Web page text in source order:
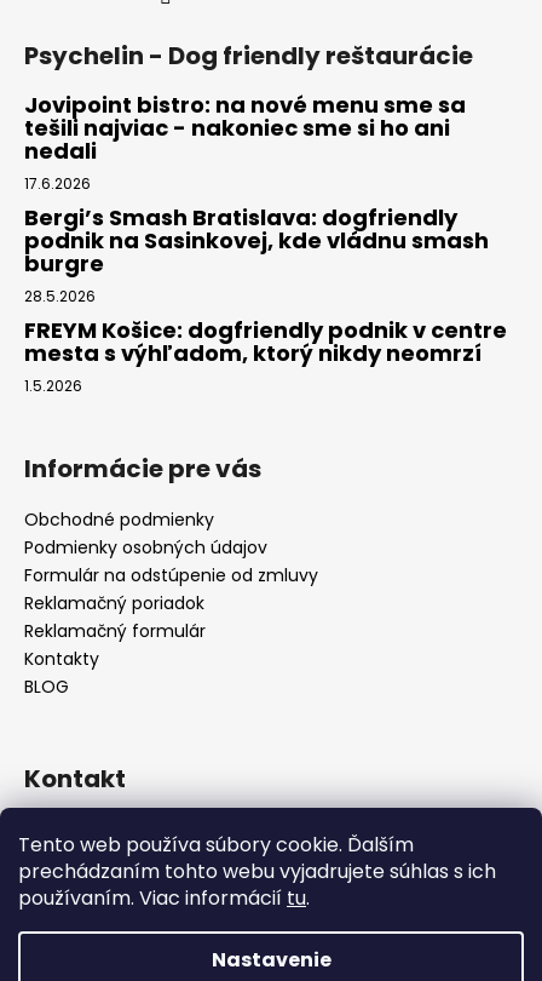
Tento web používa súbory cookie. Ďalším
prechádzaním tohto webu vyjadrujete súhlas s ich
používaním. Viac informácií tu.
Nastavenie
Psychelin - Dog friendly reštaurácie
Jovipoint bistro: na nové menu sme sa
tešili najviac - nakoniec sme si ho ani
nedali
17.6.2026
Bergi’s Smash Bratislava: dogfriendly
podnik na Sasinkovej, kde vládnu smash
burgre
28.5.2026
FREYM Košice: dogfriendly podnik v centre
mesta s výhľadom, ktorý nikdy neomrzí
1.5.2026
Informácie pre vás
Obchodné podmienky
Podmienky osobných údajov
Formulár na odstúpenie od zmluvy
Reklamačný poriadok
Reklamačný formulár
Kontakty
BLOG
Kontakt
@ gmail.com
Lilos na Facebooku
lilos.sk
@lilos.sk